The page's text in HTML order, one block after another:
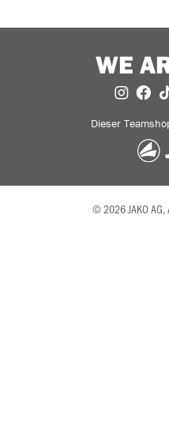
WE
Dieser
© 2026 JAKO AG,